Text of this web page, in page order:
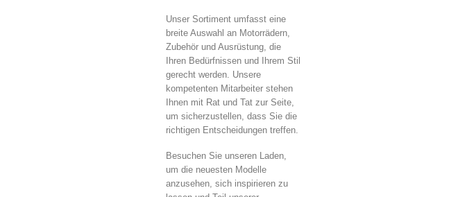
Unser Sortiment umfasst eine
breite Auswahl an Motorrädern,
Zubehör und Ausrüstung, die
Ihren Bedürfnissen und Ihrem Stil
gerecht werden. Unsere
kompetenten Mitarbeiter stehen
Ihnen mit Rat und Tat zur Seite,
um sicherzustellen, dass Sie die
richtigen Entscheidungen treffen.
Besuchen Sie unseren Laden,
um die neuesten Modelle
anzusehen, sich inspirieren zu